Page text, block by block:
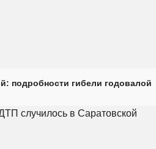
подробности гибели годовалой